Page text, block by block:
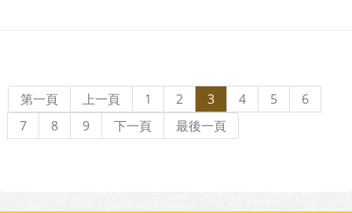
第一頁 上一頁 1 2 3 4 5
6
7
8 9 下一頁 最後一頁